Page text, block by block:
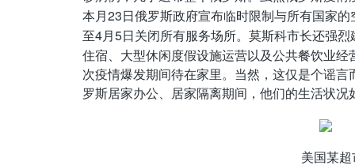
本月 23 日俄罗斯政府宣布临时限制与所有国家
至4月 5日关闭所有服务场所。莫斯科市长还强
住宿、大型休闲度假设施运营以及公共餐饮业
次疫情爆发期间待在家里。当然，这仅是个谣
罗斯居家办公、居家隔离期间，他们的生活状
美国某